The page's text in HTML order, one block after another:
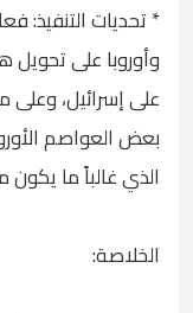
* تحديات التنفيذ:
وأوروبا على
على إسرائيل، وعلى
بعض العواصم
الذي غالباً ما يكون
الخلاصة: